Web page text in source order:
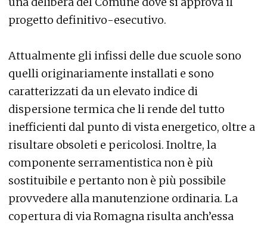
progetto definitivo-esecutivo.
Attualmente gli infissi delle due scuole sono
quelli originariamente installati e sono
caratterizzati da un elevato indice di
dispersione termica che li rende del tutto
inefficienti dal punto di vista energetico, oltre a
risultare obsoleti e pericolosi. Inoltre, la
componente serramentistica non è più
sostituibile e pertanto non è più possibile
provvedere alla manutenzione ordinaria. La
copertura di via Romagna risulta anch’essa